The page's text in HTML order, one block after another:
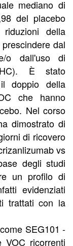
mediano di
del placebo
della
dal
o dall'uso di
HC). È stato
doppio della
che hanno
Nel corso
dimostrato di
di ricovero
vs
degli studi
un profilo di
evidenziati
trattati con la
SEG101 -
ricorrenti